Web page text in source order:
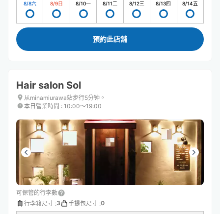
8/8六 8/9日 8/10一 8/11二 8/12三 8/13四 8/14五
預約此店舖
Hair salon Sol
从minamiurawa站步行5分钟。
本日營業時間 : 10:00〜19:00
可保管的行李數
行李箱尺寸 :3 手提包尺寸 :0